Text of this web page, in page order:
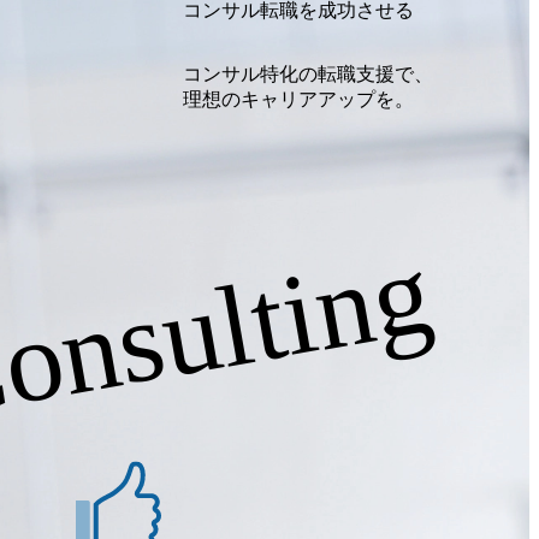
コンサル転職を成功させる
コンサル特化の転職支援で、
理想のキャリアアップを。